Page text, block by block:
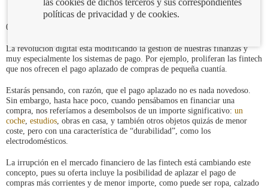
06/07/2021
La revolución digital está modificando la gestión de nuestras finanzas y
muy especialmente los sistemas de pago. Por ejemplo, proliferan las fintech
que nos ofrecen el pago aplazado de compras de pequeña cuantía.
Estarás pensando, con razón, que el pago aplazado no es nada novedoso.
Sin embargo, hasta hace poco, cuando pensábamos en financiar una
compra, nos referíamos a desembolsos de un importe significativo: un
coche, estudios, obras en casa, y también otros objetos quizás de menor
coste, pero con una característica de “durabilidad”, como los
electrodomésticos.
La irrupción en el mercado financiero de las fintech está cambiando este
concepto, pues su oferta incluye la posibilidad de aplazar el pago de
compras más corrientes y de menor importe, como puede ser ropa, calzado
políticas de privacidad y de cookies.